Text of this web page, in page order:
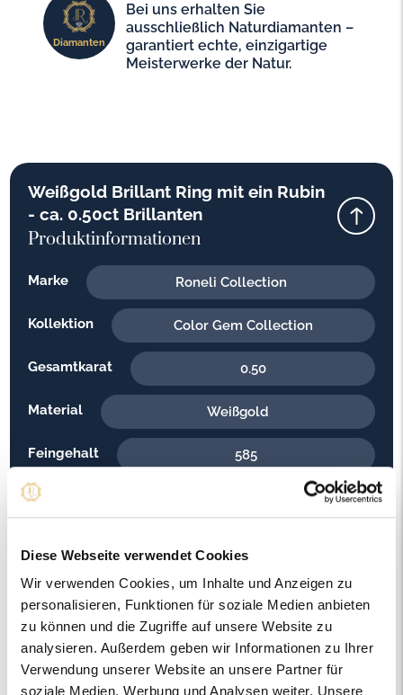
Diese Webseite verwendet Cookies
Wir verwenden Cookies, um Inhalte und Anzeigen zu
personalisieren, Funktionen für soziale Medien anbieten
zu können und die Zugriffe auf unsere Website zu
analysieren. Außerdem geben wir Informationen zu Ihrer
Verwendung unserer Website an unsere Partner für
soziale Medien, Werbung und Analysen weiter. Unsere
Diamanten
Bei uns erhalten Sie
ausschließlich Naturdiamanten –
garantiert echte, einzigartige
Meisterwerke der Natur.
Weißgold Brillant Ring mit ein Rubin
- ca. 0.50ct Brillanten
Produktinformationen
Marke Roneli Collection
Kollektion Color Gem Collection
Gesamtkarat 0.50
Material Weißgold
Feingehalt 585
Gewicht
Steinqualität SI2
Edelsteinfarbe Rot
Ringweite in mm 55